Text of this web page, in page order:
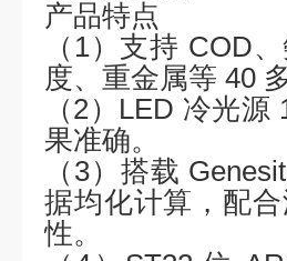
产品特点
（ 1）支持 COD、
度、重金属等 40
（2）LED 冷光源
果准确。
（ 3）搭载
据均化计算，配
性。